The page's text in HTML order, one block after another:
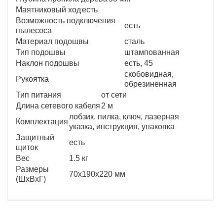
Маятниковый ходесть
Возможность подключения
пылесоса
есть
Материал подошвы
сталь
Тип подошвы
штампованная
Наклон подошвы
есть, 45
Рукоятка
скобовидная,
обрезиненная
Тип питания
от сети
Длина сетевого кабеля 2 м
Комплектация
лобзик, пилка, ключ, лазерная
указка, инструкция, упаковка
Защитный
щиток
есть
Вес
1.5 кг
Размеры
(ШxВxГ)
70x190x220 мм